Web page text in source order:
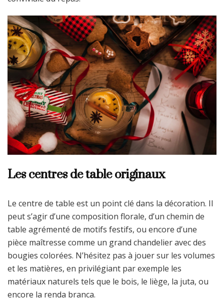
Les centres de table originaux
Le centre de table est un point clé dans la décoration. Il
peut s’agir d’une composition florale, d’un chemin de
table agrémenté de motifs festifs, ou encore d’une
pièce maîtresse comme un grand chandelier avec des
bougies colorées. N’hésitez pas à jouer sur les volumes
et les matières, en privilégiant par exemple les
matériaux naturels tels que le bois, le liège, la juta, ou
encore la renda branca.